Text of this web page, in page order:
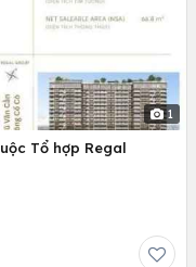
1
Tổ hợp Regal